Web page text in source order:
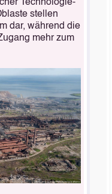
Technologie-
stellen
dar, während die
mehr zum